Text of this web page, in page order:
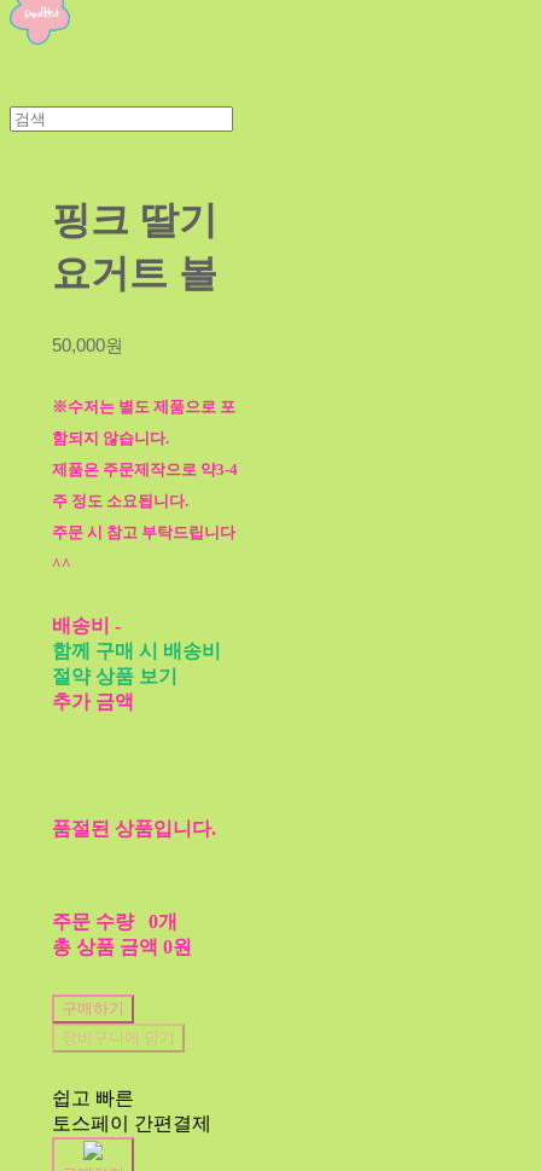
핑크 딸기
요거트 볼
50,000원
※수저는 별도 제품으로 포
함되지 않습니다.
제품은 주문제작으로 약3-4
주 정도 소요됩니다.
주문 시 참고 부탁드립니다
^^
배송비 -
함께 구매 시 배송비
절약 상품 보기
추가 금액
품절된 상품입니다.
주문 수량
0개
총 상품 금액 0원
구매하기
장바구니에 담기
쉽고 빠른
토스페이 간편결제